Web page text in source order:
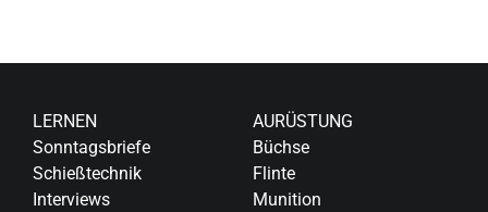
LERNEN
Sonntagsbriefe
Schießtechnik
Interviews
AURÜSTUNG
Büchse
Flinte
Munition